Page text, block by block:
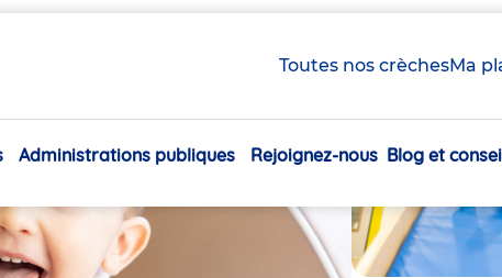
Toutes nos crèchesMa
Navigation
Administrations publiques Rejoignez-nous Blog et